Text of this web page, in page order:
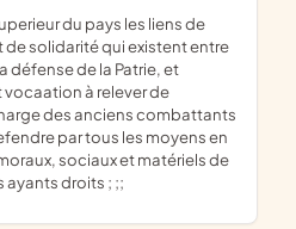
solidarité qui existent entre
défense de la Patrie, et
à relever de
des anciens combattants
par tous les moyens en
sociaux et matériels de
ayants droits ; ;;